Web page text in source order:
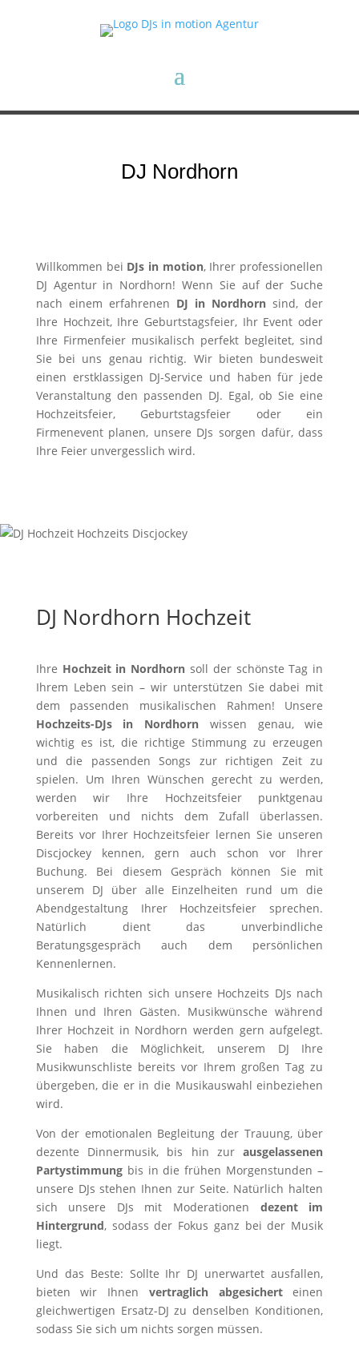
DJ Nordhorn
Willkommen bei DJs in motion, Ihrer professionellen
DJ Agentur in Nordhorn! Wenn Sie auf der Suche
nach einem erfahrenen DJ in Nordhorn sind, der
Ihre Hochzeit, Ihre Geburtstagsfeier, Ihr Event oder
Ihre Firmenfeier musikalisch perfekt begleitet, sind
Sie bei uns genau richtig. Wir bieten bundesweit
einen erstklassigen DJ-Service und haben für jede
Veranstaltung den passenden DJ. Egal, ob Sie eine
Hochzeitsfeier, Geburtstagsfeier oder ein
Firmenevent planen, unsere DJs sorgen dafür, dass
Ihre Feier unvergesslich wird.
DJ Nordhorn Hochzeit
Ihre Hochzeit in Nordhorn soll der schönste Tag in
Ihrem Leben sein – wir unterstützen Sie dabei mit
dem passenden musikalischen Rahmen! Unsere
Hochzeits-DJs in Nordhorn wissen genau, wie
wichtig es ist, die richtige Stimmung zu erzeugen
und die passenden Songs zur richtigen Zeit zu
spielen. Um Ihren Wünschen gerecht zu werden,
werden wir Ihre Hochzeitsfeier punktgenau
vorbereiten und nichts dem Zufall überlassen.
Bereits vor Ihrer Hochzeitsfeier lernen Sie unseren
Discjockey kennen, gern auch schon vor Ihrer
Buchung. Bei diesem Gespräch können Sie mit
unserem DJ über alle Einzelheiten rund um die
Abendgestaltung Ihrer Hochzeitsfeier sprechen.
Natürlich dient das unverbindliche
Beratungsgespräch auch dem persönlichen
Kennenlernen.
Musikalisch richten sich unsere Hochzeits DJs nach
Ihnen und Ihren Gästen. Musikwünsche während
Ihrer Hochzeit in Nordhorn werden gern aufgelegt.
Sie haben die Möglichkeit, unserem DJ Ihre
Musikwunschliste bereits vor Ihrem großen Tag zu
übergeben, die er in die Musikauswahl einbeziehen
wird.
Von der emotionalen Begleitung der Trauung, über
dezente Dinnermusik, bis hin zurausgelassenen
Partystimmungbis in die frühen Morgenstunden –
unsere DJs stehen Ihnen zur Seite. Natürlich halten
sich unsere DJs mit Moderationen dezent im
Hintergrund, sodass der Fokus ganz bei der Musik
liegt.
Und das Beste: Sollte Ihr DJ unerwartet ausfallen,
bieten wir Ihnen vertraglich abgesicherteinen
gleichwertigen Ersatz-DJ zu denselben Konditionen,
sodass Sie sich um nichts sorgen müssen.